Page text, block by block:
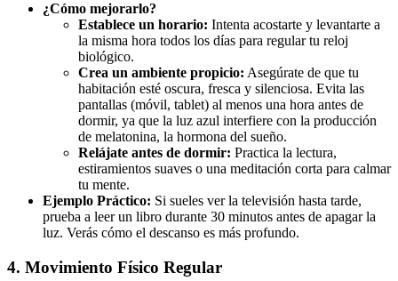
¿Cómo mejorarlo?
Establece un horario: Intenta acostarte y levantarte a
la misma hora todos los días para regular tu reloj
biológico.
Crea un ambiente propicio: Asegúrate de que tu
habitación esté oscura, fresca y silenciosa. Evita las
pantallas (móvil, tablet) al menos una hora antes de
dormir, ya que la luz azul interfiere con la producción
de melatonina, la hormona del sueño.
Relájate antes de dormir: Practica la lectura,
estiramientos suaves o una meditación corta para calmar
tu mente.
Ejemplo Práctico: Si sueles ver la televisión hasta tarde,
prueba a leer un libro durante 30 minutos antes de apagar la
luz. Verás cómo el descanso es más profundo.
4. Movimiento Físico Regular